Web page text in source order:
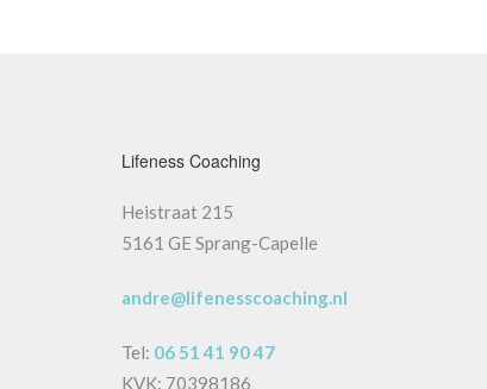
Lifeness Coaching
Heistraat 215
5161 GE Sprang-Capelle
andre@lifenesscoaching.nl
Tel: 06 51 41 90 47
KVK: 70398186